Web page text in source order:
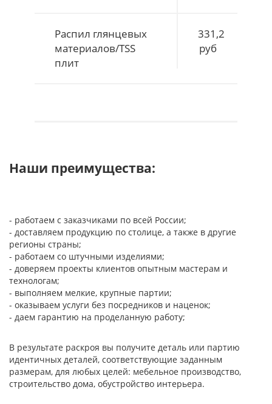
Распил глянцевых
материалов/TSS
плит
331,2
руб
Наши преимущества:
- работаем с заказчиками по всей России;
- доставляем продукцию по столице, а также в другие
регионы страны;
- работаем со штучными изделиями;
- доверяем проекты клиентов опытным мастерам и
технологам;
- выполняем мелкие, крупные партии;
- оказываем услуги без посредников и наценок;
- даем гарантию на проделанную работу;
В результате раскроя вы получите деталь или партию
идентичных деталей, соответствующие заданным
размерам, для любых целей: мебельное производство,
строительство дома, обустройство интерьера.